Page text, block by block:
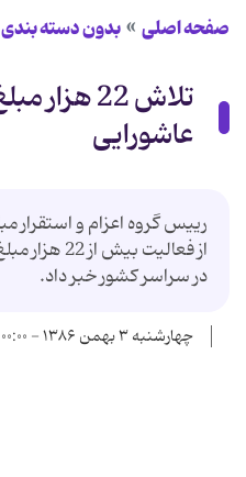
صفحه اصلی بدون دسته بندی
تلاش 22
عاشورایی
رییس گروه اعزام و استقرار
از فعالیت
در سراسر كشور خبر داد.
چهارشنبه ۳ بهمن ۱۳۸۶ - ۰۰:۰۰